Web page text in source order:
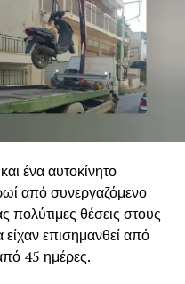
ένα αυτοκίνητο
από συνεργαζόμενο
θέσεις στους
επισημανθεί από
45 ημέρες.